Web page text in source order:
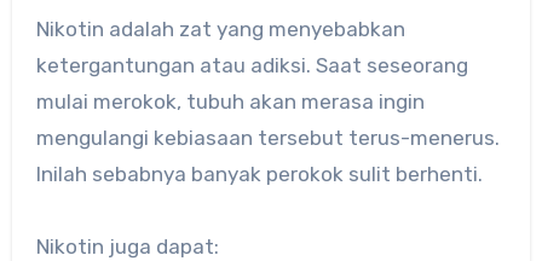
Nikotin adalah zat yang menyebabkan
ketergantungan atau adiksi. Saat seseorang
mulai merokok, tubuh akan merasa ingin
mengulangi kebiasaan tersebut terus-menerus.
Inilah sebabnya banyak perokok sulit berhenti.
Nikotin juga dapat: